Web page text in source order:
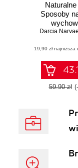
Sposoby
Darcia
(19,90 zł
59.90 zł